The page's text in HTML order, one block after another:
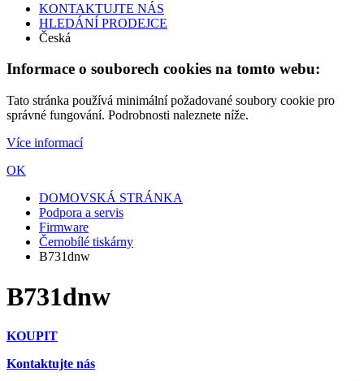
KONTAKTUJTE NÁS
HLEDÁNÍ PRODEJCE
Česká
Informace o souborech cookies na tomto webu:
Tato stránka používá minimální požadované soubory cookie pro
správné fungování. Podrobnosti naleznete níže.
Více informací
OK
DOMOVSKÁ STRÁNKA
Podpora a servis
Firmware
Černobílé tiskárny
B731dnw
B731dnw
KOUPIT
Kontaktujte nás